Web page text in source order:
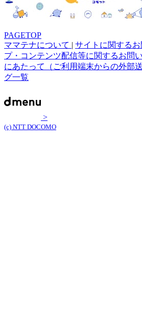
PAGETOP
ママテナについて
サイトに関する
プ・コンテンツ配信等に関するお問
にあたって（ご利用端末からの外部
グ一覧
>
(c) NTT DOCOMO